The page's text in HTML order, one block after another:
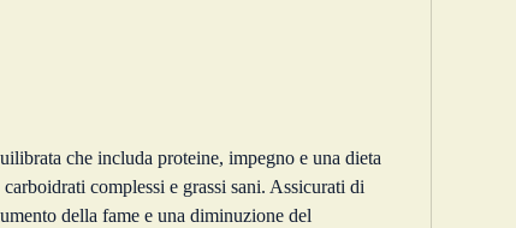
complessi e grassi sani. Assicurati di
della fame e una diminuzione del